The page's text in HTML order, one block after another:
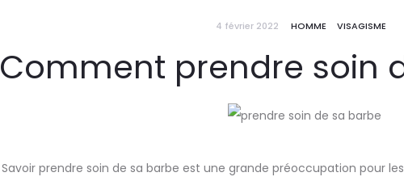
4 février 2022 HOMME VISAGISME
Comment prendre soin
Savoir prendre soin de sa barbe est une grande préoccupation pour